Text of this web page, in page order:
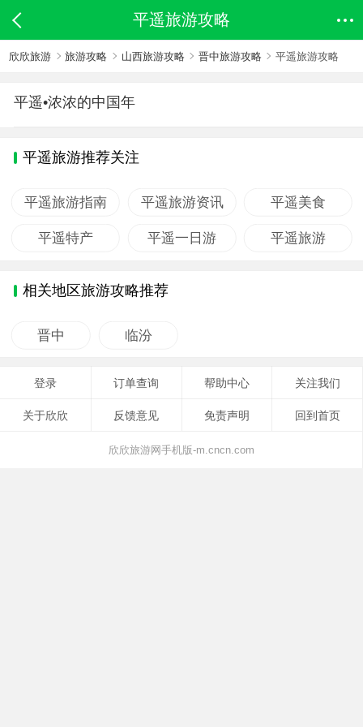
平遥旅游攻略
欣欣旅游 旅游攻略 山西旅游攻略 晋中旅游攻略 平遥旅游攻略
平遥•浓浓的中国年
平遥旅游推荐关注
平遥旅游指南 平遥旅游资讯 平遥美食
平遥特产 平遥一日游 平遥旅游
相关地区旅游攻略推荐
晋中 临汾
登录 订单查询 帮助中心 关注我们
关于欣欣 反馈意见 免责声明 回到首页
欣欣旅游网手机版-m.cncn.com